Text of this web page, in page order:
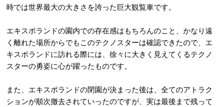
時では世界最大の大きさを誇った巨大観覧車です。
エキスポランドの園内での存在感はもちろんのこと、かなり遠
く離れた場所からでもこのテクノスターは確認できたので、エ
キスポランドに訪れる際には、徐々に大きく見えてくるテクノ
スターの勇姿に心が躍ったものです。
また、エキスポランドの閉園が決まった後は、全てのアトラク
ションが順次撤去されていったのですが、実は最後まで残って